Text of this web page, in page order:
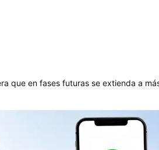
que en fases futuras se extienda a